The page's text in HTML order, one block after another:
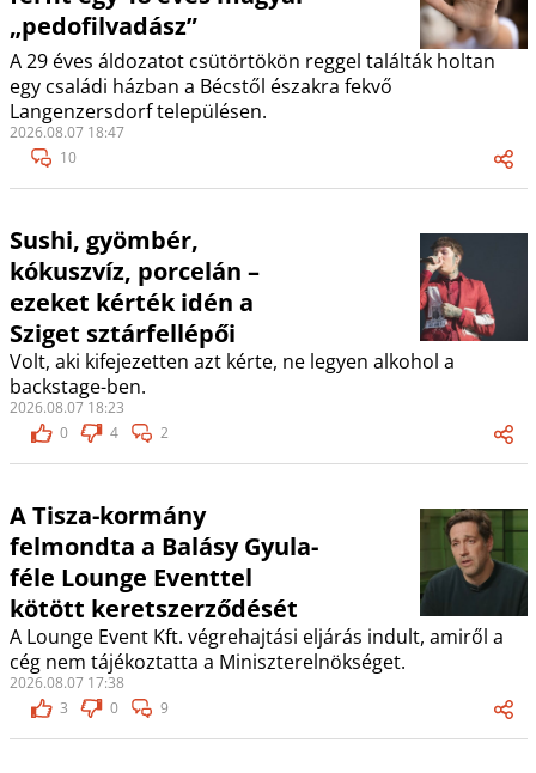
„pedofilvadász”
A 29 éves áldozatot csütörtökön reggel találták holtan
egy családi házban a Bécstől északra fekvő
Langenzersdorf településen.
2026.08.07 18:47
10
Sushi, gyömbér,
kókuszvíz, porcelán –
ezeket kérték idén a
Sziget sztárfellépői
Volt, aki kifejezetten azt kérte, ne legyen alkohol a
backstage-ben.
2026.08.07 18:23
0
4 2
A Tisza-kormány
felmondta a Balásy Gyula-
féle Lounge Eventtel
kötött keretszerződését
A Lounge Event Kft. végrehajtási eljárás indult, amiről a
cég nem tájékoztatta a Miniszterelnökséget.
2026.08.07 17:38
3
0 9